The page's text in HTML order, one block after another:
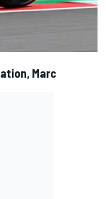
Marc